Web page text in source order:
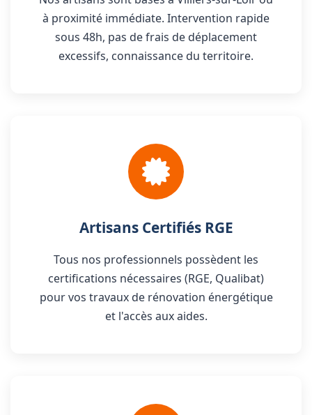
à proximité immédiate. Intervention rapide
sous 48h, pas de frais de déplacement
excessifs, connaissance du territoire.
Artisans Certifiés RGE
Tous nos professionnels possèdent les
certifications nécessaires (RGE, Qualibat)
pour vos travaux de rénovation énergétique
et l'accès aux aides.